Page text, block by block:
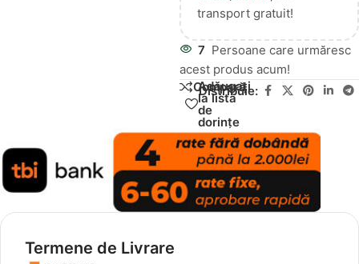
transport gratuit!
7 Persoane care urmăresc
acest produs acum!
Compară
Adăugați
la lista
de
dorințe
Distribuie:
Termene de Livrare